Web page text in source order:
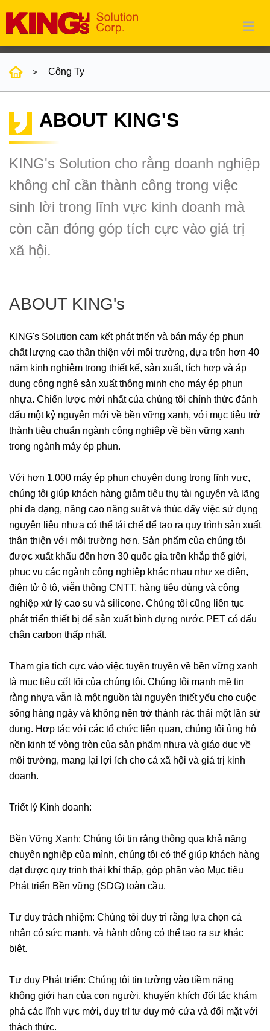
Công Ty
ABOUT KING'S
KING's Solution cho rằng doanh nghiệp
không chỉ cần thành công trong việc
sinh lời trong lĩnh vực kinh doanh mà
còn cần đóng góp tích cực vào giá trị
xã hội.
ABOUT KING's
KING's Solution cam kết phát triển và bán máy ép phun
chất lượng cao thân thiện với môi trường, dựa trên hơn 40
năm kinh nghiệm trong thiết kế, sản xuất, tích hợp và áp
dụng công nghệ sản xuất thông minh cho máy ép phun
nhựa. Chiến lược mới nhất của chúng tôi chính thức đánh
dấu một kỷ nguyên mới về bền vững xanh, với mục tiêu trở
thành tiêu chuẩn ngành công nghiệp về bền vững xanh
trong ngành máy ép phun.
Với hơn 1.000 máy ép phun chuyên dụng trong lĩnh vực,
chúng tôi giúp khách hàng giảm tiêu thụ tài nguyên và lãng
phí đa dạng, nâng cao năng suất và thúc đẩy việc sử dụng
nguyên liệu nhựa có thể tái chế để tạo ra quy trình sản xuất
thân thiện với môi trường hơn. Sản phẩm của chúng tôi
được xuất khẩu đến hơn 30 quốc gia trên khắp thế giới,
phục vụ các ngành công nghiệp khác nhau như xe điện,
điện tử ô tô, viễn thông CNTT, hàng tiêu dùng và công
nghiệp xử lý cao su và silicone. Chúng tôi cũng liên tục
phát triển thiết bị để sản xuất bình đựng nước PET có dấu
chân carbon thấp nhất.
Tham gia tích cực vào việc tuyên truyền về bền vững xanh
là mục tiêu cốt lõi của chúng tôi. Chúng tôi mạnh mẽ tin
rằng nhựa vẫn là một nguồn tài nguyên thiết yếu cho cuộc
sống hàng ngày và không nên trở thành rác thải một lần sử
dụng. Hợp tác với các tổ chức liên quan, chúng tôi ủng hộ
nền kinh tế vòng tròn của sản phẩm nhựa và giáo dục về
môi trường, mang lại lợi ích cho cả xã hội và giá trị kinh
doanh.
Triết lý Kinh doanh:
Bền Vững Xanh: Chúng tôi tin rằng thông qua khả năng
chuyên nghiệp của mình, chúng tôi có thể giúp khách hàng
đạt được quy trình thải khí thấp, góp phần vào Mục tiêu
Phát triển Bền vững (SDG) toàn cầu.
Tư duy trách nhiệm: Chúng tôi duy trì rằng lựa chọn cá
nhân có sức mạnh, và hành động có thể tạo ra sự khác
biệt.
Tư duy Phát triển: Chúng tôi tin tưởng vào tiềm năng
không giới hạn của con người, khuyến khích đối tác khám
phá các lĩnh vực mới, duy trì tư duy mở cửa và đối mặt với
thách thức.